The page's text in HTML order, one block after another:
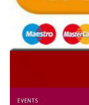
EVENTS